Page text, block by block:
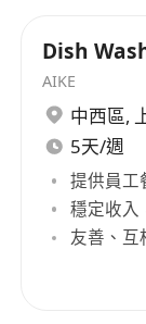
Dish
AIKE
中西區,
5天/週
提供員工
穩定收入
友善、互